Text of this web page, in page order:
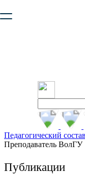
безопасную работу с
Педагогический состав
Преподаватель ВолГУ
Публикации